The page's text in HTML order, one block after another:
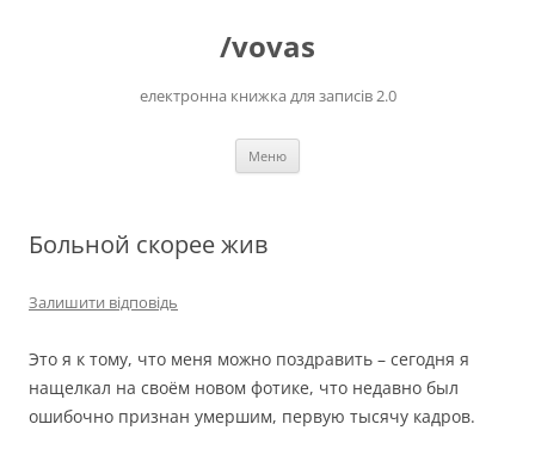
/vovas
електронна книжка для записів 2.0
Меню
Больной скорее жив
Залишити відповідь
Это я к тому, что меня можно поздравить – сегодня я
нащелкал на своём новом фотике, что недавно был
ошибочно признан умершим, первую тысячу кадров.